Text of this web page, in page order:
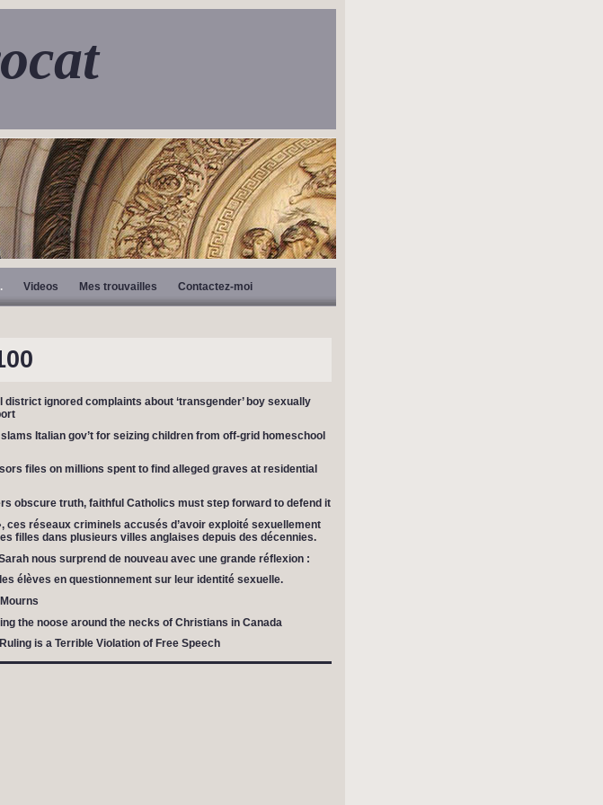
Videos Mes trouvailles Contactez-moi
district ignored complaints about ‘transgender’ boy sexually
Italian gov’t for seizing children from off-grid homeschool
files on millions spent to find alleged graves at residential
obscure truth, faithful Catholics must step forward to defend it
ces réseaux criminels accusés d’avoir exploité sexuellement
filles dans plusieurs villes anglaises depuis des décennies.
nous surprend de nouveau avec une grande réflexion :
élèves en questionnement sur leur identité sexuelle.
the noose around the necks of Christians in Canada
is a Terrible Violation of Free Speech